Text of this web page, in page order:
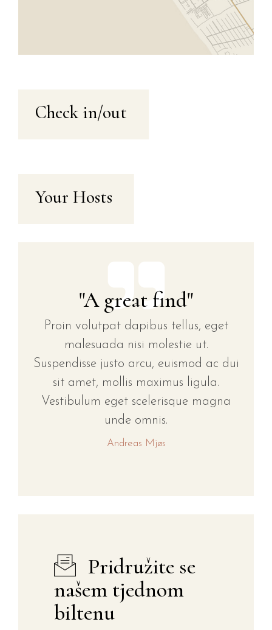
Check in/out
Your Hosts
"A great find"
Proin volutpat dapibus tellus, eget
malesuada nisi molestie ut.
Suspendisse justo arcu, euismod ac dui
sit amet, mollis maximus ligula.
Vestibulum eget scelerisque magna
unde omnis.
Andreas Mjøs
Pridružite se
našem tjednom
biltenu